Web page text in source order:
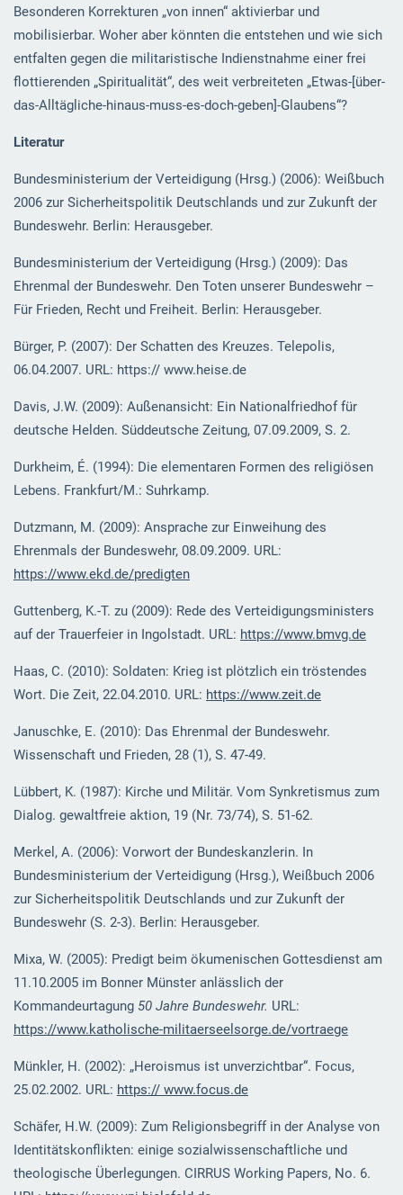
Besonderen Korrekturen „von innen“ aktivierbar und
mobilisierbar. Woher aber könnten die entstehen und wie sich
entfalten gegen die militaristische Indienstnahme einer frei
flottierenden „Spiritualität“, des weit verbreiteten „Etwas-[über-
das-Alltägliche-hinaus-muss-es-doch-geben]-Glaubens“?
Literatur
Bundesministerium der Verteidigung (Hrsg.) (2006): Weißbuch
2006 zur Sicherheitspolitik Deutschlands und zur Zukunft der
Bundeswehr. Berlin: Herausgeber.
Bundesministerium der Verteidigung (Hrsg.) (2009): Das
Ehrenmal der Bundeswehr. Den Toten unserer Bundeswehr –
Für Frieden, Recht und Freiheit. Berlin: Herausgeber.
Bürger, P. (2007): Der Schatten des Kreuzes. Telepolis,
06.04.2007. URL: https:// www.heise.de
Davis, J.W. (2009): Außenansicht: Ein Nationalfriedhof für
deutsche Helden. Süddeutsche Zeitung, 07.09.2009, S. 2.
Durkheim, É. (1994): Die elementaren Formen des religiösen
Lebens. Frankfurt/M.: Suhrkamp.
Dutzmann, M. (2009): Ansprache zur Einweihung des
Ehrenmals der Bundeswehr, 08.09.2009. URL:
https://www.ekd.de/predigten
Guttenberg, K.-T. zu (2009): Rede des Verteidigungsministers
auf der Trauerfeier in Ingolstadt. URL: https://www.bmvg.de
Haas, C. (2010): Soldaten: Krieg ist plötzlich ein tröstendes
Wort. Die Zeit, 22.04.2010. URL: https://www.zeit.de
Januschke, E. (2010): Das Ehrenmal der Bundeswehr.
Wissenschaft und Frieden, 28 (1), S. 47-49.
Lübbert, K. (1987): Kirche und Militär. Vom Synkretismus zum
Dialog. gewaltfreie aktion, 19 (Nr. 73/74), S. 51-62.
Merkel, A. (2006): Vorwort der Bundeskanzlerin. In
Bundesministerium der Verteidigung (Hrsg.), Weißbuch 2006
zur Sicherheitspolitik Deutschlands und zur Zukunft der
Bundeswehr (S. 2-3). Berlin: Herausgeber.
Mixa, W. (2005): Predigt beim ökumenischen Gottesdienst am
11.10.2005 im Bonner Münster anlässlich der
Kommandeurtagung 50 Jahre Bundeswehr. URL:
https://www.katholische-militaerseelsorge.de/vortraege
Münkler, H. (2002): „Heroismus ist unverzichtbar“. Focus,
25.02.2002. URL: https:// www.focus.de
Schäfer, H.W. (2009): Zum Religionsbegriff in der Analyse von
Identitätskonflikten: einige sozialwissenschaftliche und
theologische Überlegungen. CIRRUS Working Papers, No. 6.